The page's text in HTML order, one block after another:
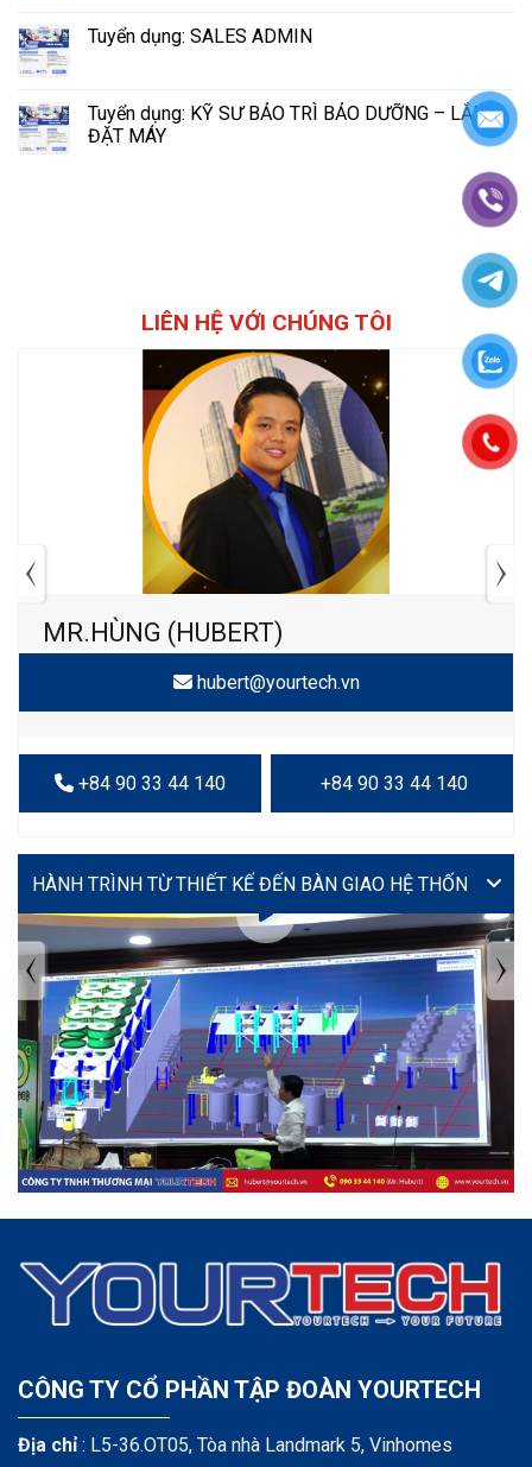
Tuyển dụng: SALES ADMIN
Tuyển dụng: KỸ SƯ BẢO TRÌ BẢO DƯỠNG – LẮP
ĐẶT MÁY
LIÊN HỆ VỚI CHÚNG TÔI
MR.HÙNG (HUBERT)
hubert@yourtech.vn
+84 90 33 44 140 +84 90 33 44 140
VIDEO
TIN TỨC MỚI NHẤT
Tuyển dụng: Nhân viên KẾ TOÁN
CÔNG TY CỔ PHẦN TẬP ĐOÀN YOURTECH
Địa chỉ: L5-36.OT05, Tòa nhà Landmark 5, Vinhomes